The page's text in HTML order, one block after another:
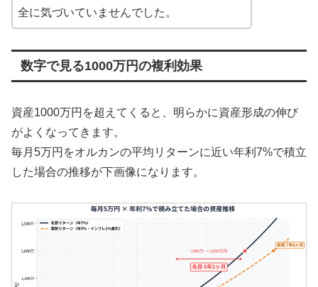
全に気づいていませんでした。
数字で見る1000万円の複利効果
資産1000万円を超えてくると、明らかに資産形成の伸び
がよくなってきます。
毎月5万円をオルカンの平均リターンに近い年利7%で積立
した場合の推移が下画像になります。